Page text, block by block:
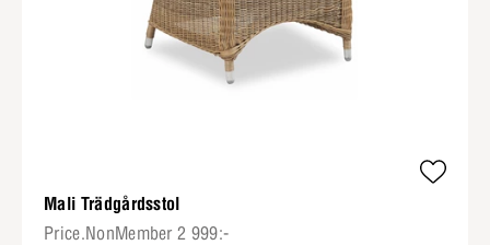
Mali Trädgårdsstol
Price.NonMember 2 999:-